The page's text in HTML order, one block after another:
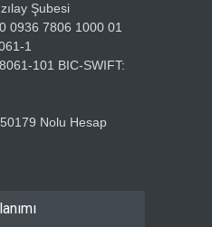
Şubesi
0936 7806 1000 01
1
101 BIC-SWIFT:
Nolu Hesap